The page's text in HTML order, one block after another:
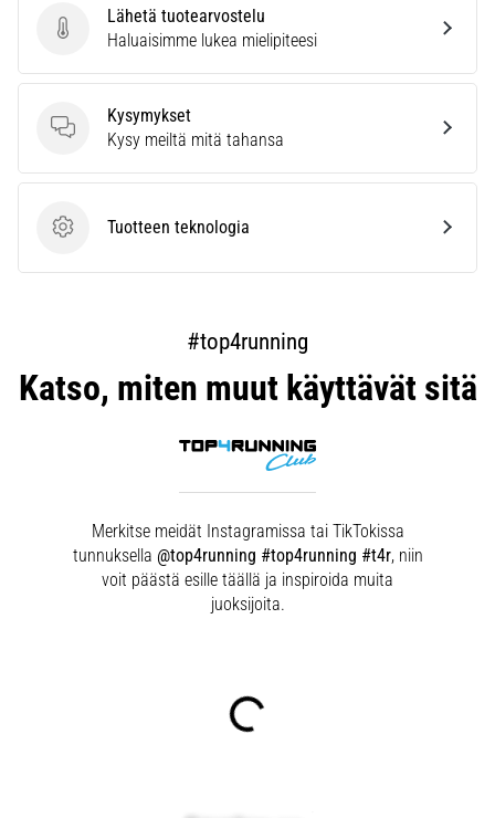
Lähetä tuotearvostelu
Lähetä tuotearvostelu
Haluaisimme lukea mielipiteesi
Kysymykset
Kysymykset
Kysy meiltä mitä tahansa
Tuotteen teknologia
Tuotteen teknologia
#top4running
Katso, miten muut käyttävät sitä
Merkitse meidät Instagramissa tai TikTokissa
tunnuksella @top4running #top4running #t4r, niin
voit päästä esille täällä ja inspiroida muita
juoksijoita.